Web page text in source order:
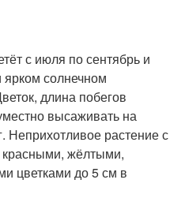
с июля по сентябрь и
солнечном
длина побегов
высаживать на
Неприхотливое растение с
красными, жёлтыми,
цветками до 5 см в